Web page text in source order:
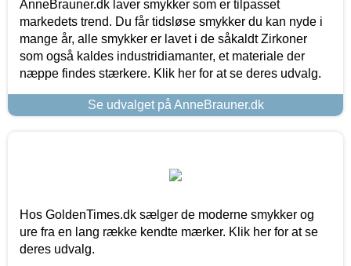
AnneBrauner.dk laver smykker som er tilpasset
markedets trend. Du får tidsløse smykker du kan nyde i
mange år, alle smykker er lavet i de såkaldt Zirkoner
som også kaldes industridiamanter, et materiale der
næppe findes stærkere. Klik her for at se deres udvalg.
Se udvalget på AnneBrauner.dk
Hos GoldenTimes.dk sælger de moderne smykker og
ure fra en lang række kendte mærker. Klik her for at se
deres udvalg.